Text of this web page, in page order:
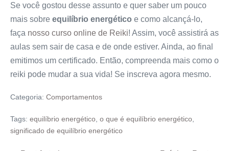
Se você gostou desse assunto e quer saber um pouco
mais sobre equilíbrio energético e como alcançá-lo,
faça nosso curso online de Reiki! Assim, você assistirá as
aulas sem sair de casa e de onde estiver. Ainda, ao final
emitimos um certificado. Então, compreenda mais como o
reiki pode mudar a sua vida! Se inscreva agora mesmo.
Categoria: Comportamentos
Tags: equilíbrio energético o que é equilíbrio energético
significado de equilíbrio energético